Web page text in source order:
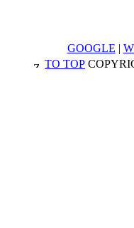
GOOGLE |
TO TOP